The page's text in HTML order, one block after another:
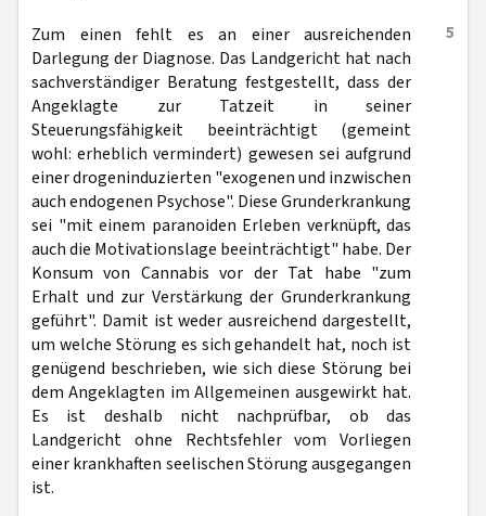
5
Zum einen fehlt es an einer ausreichenden
Darlegung der Diagnose. Das Landgericht hat nach
sachverständiger Beratung festgestellt, dass der
Angeklagte zur Tatzeit in seiner
Steuerungsfähigkeit beeinträchtigt (gemeint
wohl: erheblich vermindert) gewesen sei aufgrund
einer drogeninduzierten "exogenen und inzwischen
auch endogenen Psychose". Diese Grunderkrankung
sei "mit einem paranoiden Erleben verknüpft, das
auch die Motivationslage beeinträchtigt" habe. Der
Konsum von Cannabis vor der Tat habe "zum
Erhalt und zur Verstärkung der Grunderkrankung
geführt". Damit ist weder ausreichend dargestellt,
um welche Störung es sich gehandelt hat, noch ist
genügend beschrieben, wie sich diese Störung bei
dem Angeklagten im Allgemeinen ausgewirkt hat.
Es ist deshalb nicht nachprüfbar, ob das
Landgericht ohne Rechtsfehler vom Vorliegen
einer krankhaften seelischen Störung ausgegangen
ist.